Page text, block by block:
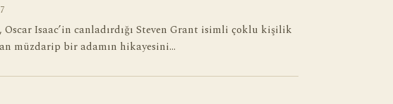
Isaac’in canladırdığı Steven Grant isimli çoklu kişilik
müzdarip bir adamın hikayesini…